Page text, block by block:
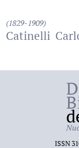
(1829-1909)
Catinelli
ISSN